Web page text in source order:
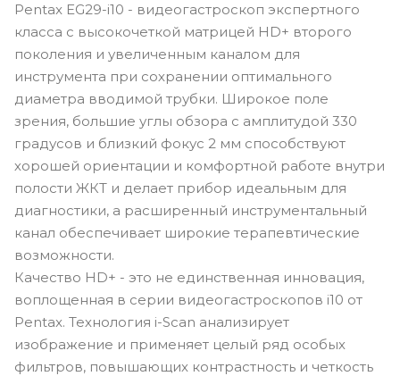
Pentax EG29-i10 - видеогастроскоп экспертного
класса с высокочеткой матрицей HD+ второго
поколения и увеличенным каналом для
инструмента при сохранении оптимального
диаметра вводимой трубки. Широкое поле
зрения, большие углы обзора с амплитудой 330
градусов и близкий фокус 2 мм способствуют
хорошей ориентации и комфортной работе внутри
полости ЖКТ и делает прибор идеальным для
диагностики, а расширенный инструментальный
канал обеспечивает широкие терапевтические
возможности.
Качество HD+ - это не единственная инновация,
воплощенная в серии видеогастроскопов i10 от
Pentax. Технология i-Scan анализирует
изображение и применяет целый ряд особых
фильтров, повышающих контрастность и четкость